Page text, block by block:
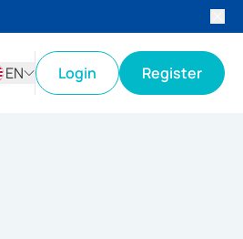
EN
Login Register